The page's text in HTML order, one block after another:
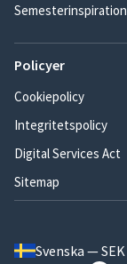
Semesterinspiration
Policyer
Cookiepolicy
Integritetspolicy
Digital Services Act
Sitemap
Svenska — SEK